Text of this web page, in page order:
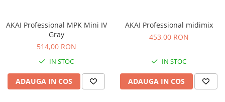
Masini de fum si ceata
Moving Head-uri
Par Led si Pinspot
Proiectoare
Scene şi Ring-uri de Dans
AKAI Professional MPK Mini IV
Gray
514,00 RON
IN STOC
ADAUGA IN COS
AKAI Professional midimix
453,00 RON
IN STOC
ADAUGA IN COS